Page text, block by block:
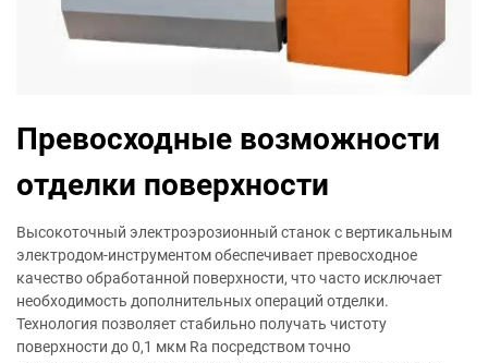
Превосходные возможности
отделки поверхности
Высокоточный электроэрозионный станок с вертикальным
электродом-инструментом обеспечивает превосходное
качество обработанной поверхности, что часто исключает
необходимость дополнительных операций отделки.
Технология позволяет стабильно получать чистоту
поверхности до 0,1 мкм Ra посредством точно